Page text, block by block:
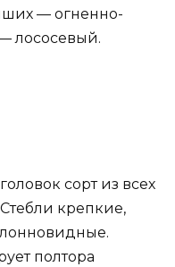
— огненно-
лососевый.
сорт из всех
крепкие,
полтора